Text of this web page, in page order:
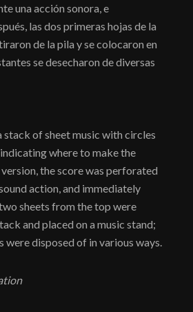
una acción sonora, e
las dos primeras hojas de la
de la pila y se colocaron en
se desecharon de diversas
stack of sheet music with circles
where to make the
the score was perforated
action, and immediately
sheets from the top were
and placed on a music stand;
were disposed of in various ways.